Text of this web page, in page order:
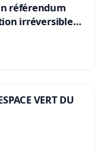
référendum
irréversible
VERT DU